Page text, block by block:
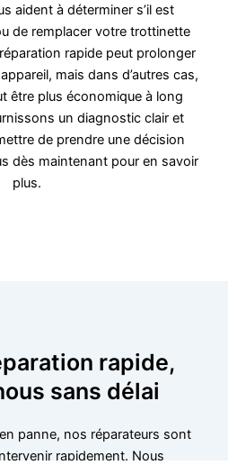
aident à déterminer s’il est
de remplacer votre trottinette
rapide peut prolonger
mais dans d’autres cas,
être plus économique à long
un diagnostic clair et
de prendre une décision
dès maintenant pour en savoir
plus.
rapide,
sans délai
panne, nos réparateurs sont
rapidement. Nous